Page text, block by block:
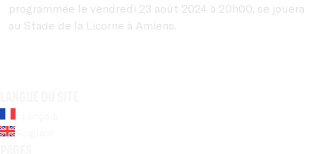
programmée le vendredi 23 août 2024 à 20h00, se jouera
au Stade de la Licorne à Amiens.